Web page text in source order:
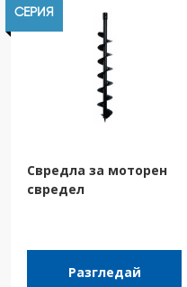
СЕРИЯ
Свредла за моторен
свредел
Разгледай